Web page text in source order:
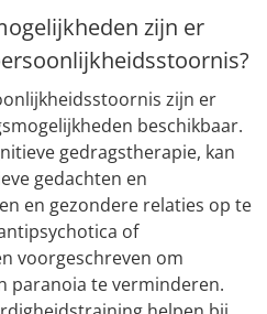
zijn er
zijn er
beschikbaar.
gedragstherapie, kan
gedachten en
en gezondere relaties op te
of
voorgeschreven om
paranoia te verminderen.